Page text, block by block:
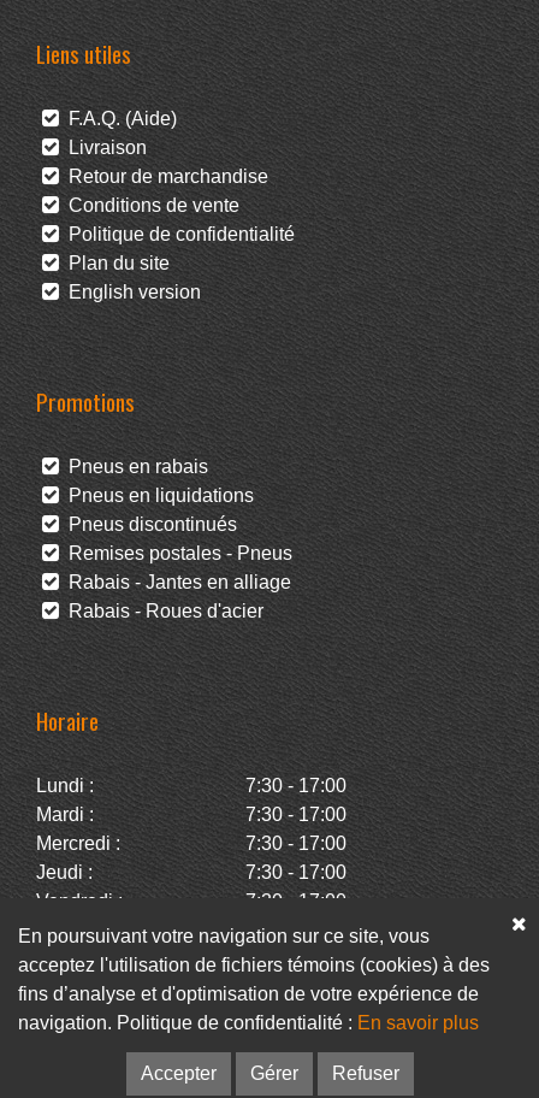
Liens utiles
F.A.Q. (Aide)
Livraison
Retour de marchandise
Conditions de vente
Politique de confidentialité
Plan du site
English version
Promotions
Pneus en rabais
Pneus en liquidations
Pneus discontinués
Remises postales - Pneus
Rabais - Jantes en alliage
Rabais - Roues d'acier
Horaire
Lundi :
7:30 - 17:00
Mardi :
7:30 - 17:00
Mercredi :
7:30 - 17:00
Jeudi :
7:30 - 17:00
Vendredi :
7:30 - 17:00
Samedi :
Fermé
Dimanche :
Fermé
Facebook Infolettre
© Pneus Paquet /Pneus St-Hubert • Web :Option PME
En poursuivant votre navigation sur ce site, vous
acceptez l'utilisation de fichiers témoins (cookies) à des
fins d’analyse et d'optimisation de votre expérience de
navigation. Politique de confidentialité : En savoir plus
Accepter Gérer Refuser